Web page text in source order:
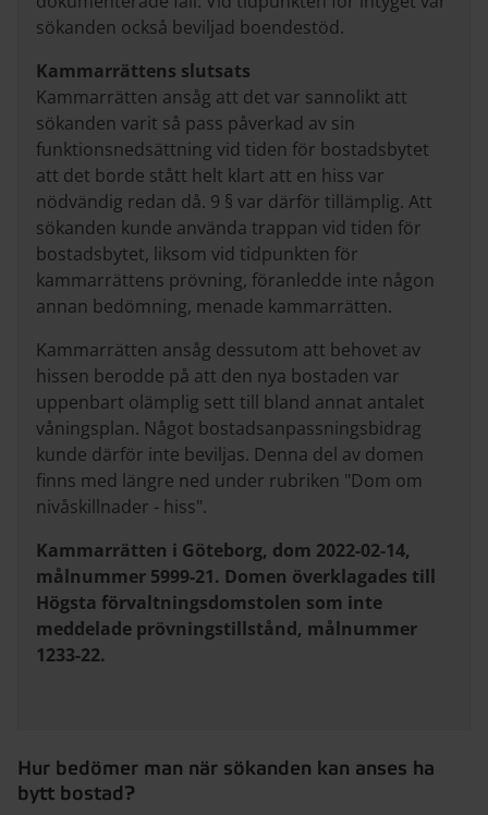
sökanden också beviljad boendestöd.
Kammarrättens slutsats
Kammarrätten ansåg att det var sannolikt att
sökanden varit så pass påverkad av sin
funktionsnedsättning vid tiden för bostadsbytet
att det borde stått helt klart att en hiss var
nödvändig redan då. 9 § var därför tillämplig. Att
sökanden kunde använda trappan vid tiden för
bostadsbytet, liksom vid tidpunkten för
kammarrättens prövning, föranledde inte någon
annan bedömning, menade kammarrätten.
Kammarrätten ansåg dessutom att behovet av
hissen berodde på att den nya bostaden var
uppenbart olämplig sett till bland annat antalet
våningsplan. Något bostadsanpassningsbidrag
kunde därför inte beviljas. Denna del av domen
finns med längre ned under rubriken "Dom om
nivåskillnader - hiss".
Kammarrätten i Göteborg, dom 2022-02-14,
målnummer 5999-21. Domen överklagades till
Högsta förvaltningsdomstolen som inte
meddelade prövningstillstånd, målnummer
1233-22.
Hur bedömer man när sökanden kan anses ha
bytt bostad?